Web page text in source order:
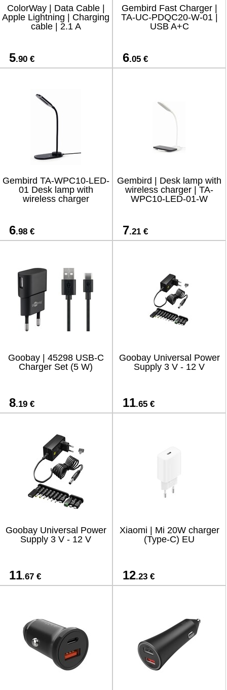
ColorWay | Data Cable |
Apple Lightning | Charging
cable | 2.1 A
5.90 €
Gembird Fast Charger |
TA-UC-PDQC20-W-01 |
USB A+C
6.05 €
Gembird TA-WPC10-LED-
01 Desk lamp with
wireless charger
6.98 €
Gembird | Desk lamp with
wireless charger | TA-
WPC10-LED-01-W
7.21 €
Goobay | 45298 USB-C
Charger Set (5 W)
8.19 €
Goobay Universal Power
Supply 3 V - 12 V
11.65 €
Goobay Universal Power
Supply 3 V - 12 V
11.67 €
Xiaomi | Mi 20W charger
(Type-C) EU
12.23 €